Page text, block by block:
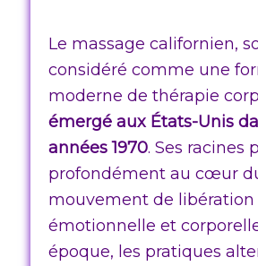
Le massage californien,
considéré comme une
moderne de thérapie
émergé aux États-Unis
années 1970. Ses racines
profondément au cœur
mouvement de libération
émotionnelle et
époque, les pratiques